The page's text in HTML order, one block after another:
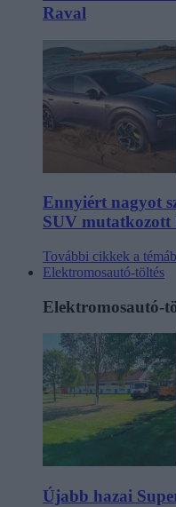
Raval
Ennyiért nagyot
SUV mutatkozott
További cikkek a
Elektromosautó-töltés
Elektromosautó-
Újabb hazai